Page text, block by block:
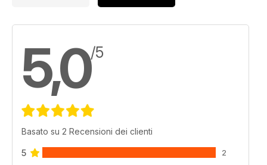
5,0/5
Basato su 2 Recensioni dei clienti
5 2